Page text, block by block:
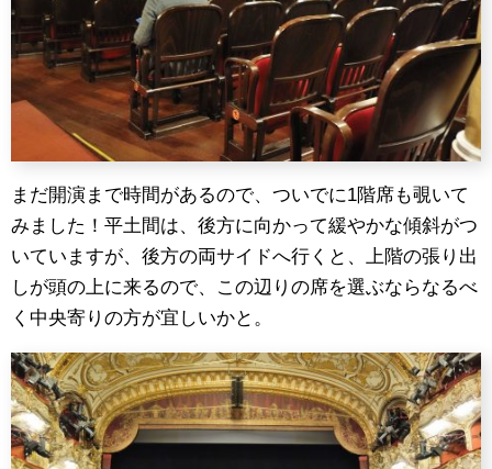
まだ開演まで時間があるので、ついでに1階席も覗いて
みました！平土間は、後方に向かって緩やかな傾斜がつ
いていますが、後方の両サイドへ行くと、上階の張り出
しが頭の上に来るので、この辺りの席を選ぶならなるべ
く中央寄りの方が宜しいかと。